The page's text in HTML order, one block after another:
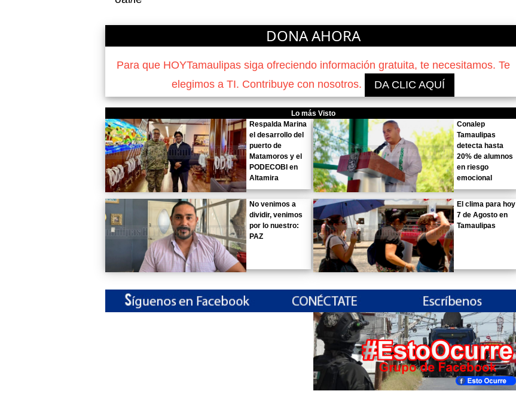
DONA AHORA
Para que HOYTamaulipas siga ofreciendo información gratuita, te necesitamos. Te
elegimos a TI. Contribuye con nosotros.
DA CLIC AQUÍ
Lo más Visto
Respalda Marina
el desarrollo del
puerto de
Matamoros y el
PODECOBI en
Altamira
Conalep
Tamaulipas
detecta hasta
20% de alumnos
en riesgo
emocional
No venimos a
dividir, venimos
por lo nuestro:
PAZ
El clima para hoy
7 de Agosto en
Tamaulipas